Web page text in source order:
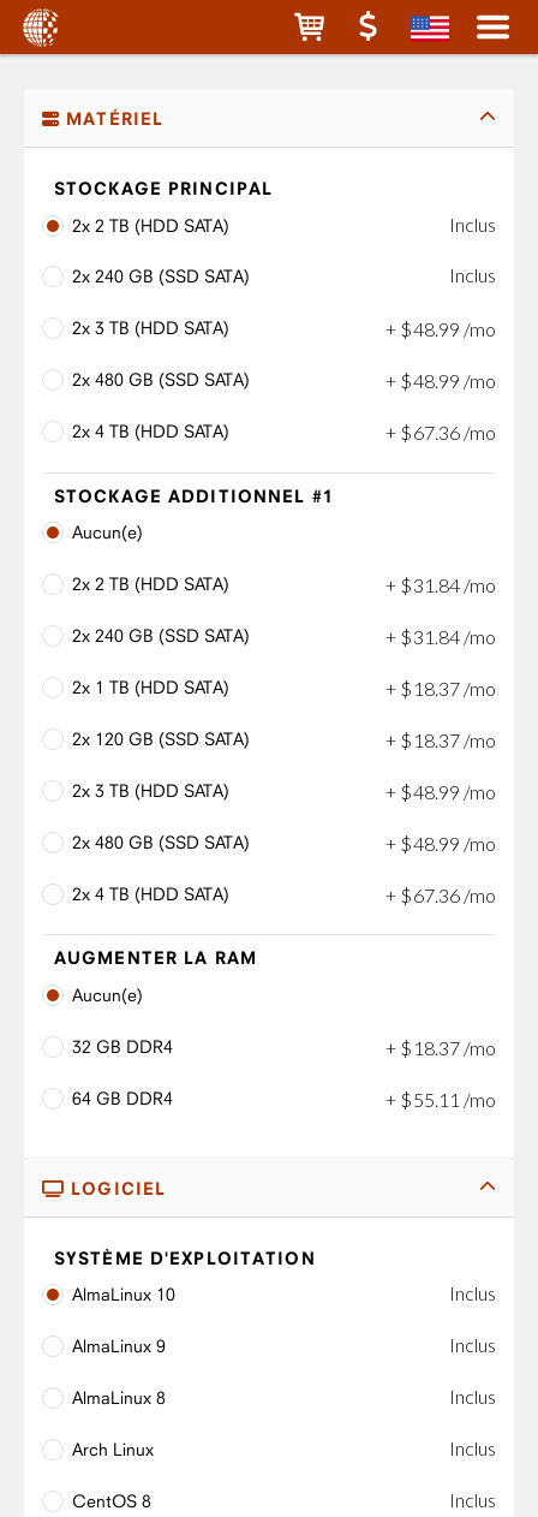
MATÉRIEL
STOCKAGE PRINCIPAL
2x 2 TB (HDD SATA)
Inclus
2x 240 GB (SSD SATA) Inclus
2x 3 TB (HDD SATA) + $48.99 /mo
2x 480 GB (SSD SATA) + $48.99 /mo
2x 4 TB (HDD SATA) + $67.36 /mo
STOCKAGE ADDITIONNEL #1
Aucun(e)
2x 2 TB (HDD SATA) + $31 .84 /mo
2x 240 GB (SSD SATA) + $31 .84 /mo
2x 1 TB (HDD SATA) + $ 18.37 /mo
2x 120 GB (SSD SATA) + $ 18.37 /mo
2x 3 TB (HDD SATA) + $48 99 /mo
2x 480 GB (SSD SATA) + $48 99 /mo
2x 4 TB (HDD SATA) + $67 36 /mo
AUGMENTER LA RAM
Aucun(e)
32 GB DDR4 + $ 18 37 /mo
64 GB DDR4 + $55 11 /mo
LOGICIEL
SYSTÈME D'EXPLOITATION
AlmaLinux 10
Inclus
AlmaLinux 9 Inclus
AlmaLinux 8 Inclus
Arch Linux Inclus
CentOS 8 Inclus